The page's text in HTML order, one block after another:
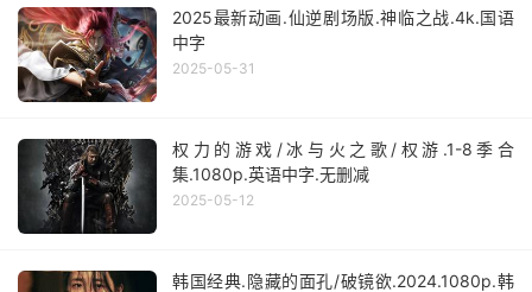
2025最新动画.仙逆剧场版.神临之战.4k.国语
中字
2025-05-31
权力的游戏/冰与火之歌/权游.1-8季合
集.1080p.英语中字.无删减
2025-05-12
韩国经典.隐藏的面孔/破镜欲.2024.1080p.韩